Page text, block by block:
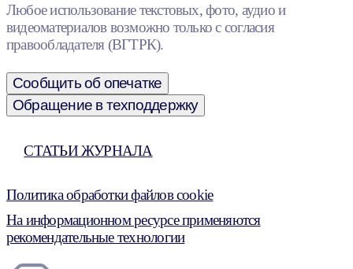
Любое использование текстовых, фото, аудио и
видеоматериалов возможно только с согласия
правообладателя (ВГТРК).
Сообщить об опечатке
Обращение в техподдержку
СТАТЬИ ЖУРНАЛА
Политика обработки файлов cookie
На информационном ресурсе применяются
рекомендательные технологии